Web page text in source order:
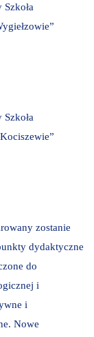
zostanie
dydaktyczne
do
i
i
Nowe